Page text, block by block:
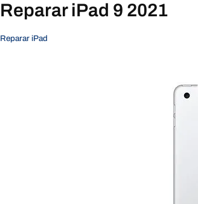
Reparar iPad 9 2021
Reparar iPad